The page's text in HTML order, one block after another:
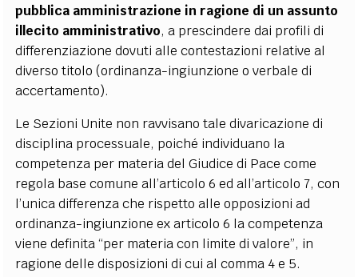
pubblica amministrazione in ragione di un assunto
illecito amministrativo, a prescindere dai profili di
differenziazione dovuti alle contestazioni relative al
diverso titolo (ordinanza-ingiunzione o verbale di
accertamento).
Le Sezioni Unite non ravvisano tale divaricazione di
disciplina processuale, poiché individuano la
competenza per materia del Giudice di Pace come
regola base comune all’articolo 6 ed all’articolo 7, con
l’unica differenza che rispetto alle opposizioni ad
ordinanza-ingiunzione ex articolo 6 la competenza
viene definita “per materia con limite di valore”, in
ragione delle disposizioni di cui al comma 4 e 5.